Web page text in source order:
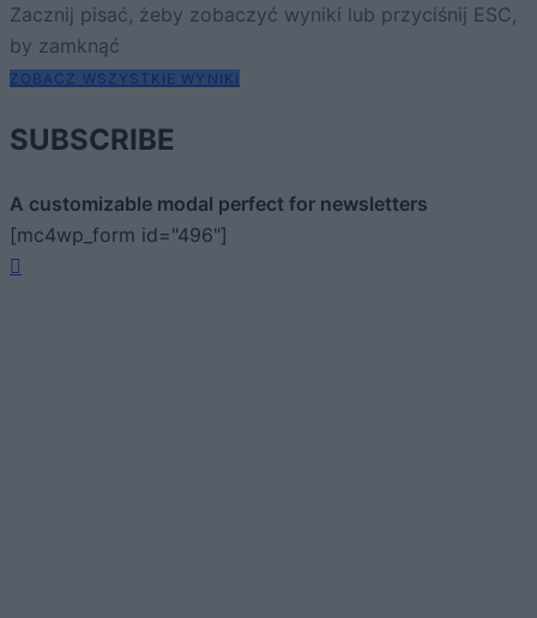
Zacznij pisać, żeby zobaczyć wyniki lub przyciśnij ESC,
by zamknąć
ZOBACZ WSZYSTKIE WYNIKI
SUBSCRIBE
A customizable modal perfect for newsletters
[mc4wp_form id="496"]